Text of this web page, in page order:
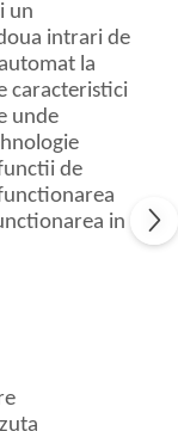
un
intrari de
la
caracteristici
unde
de
in